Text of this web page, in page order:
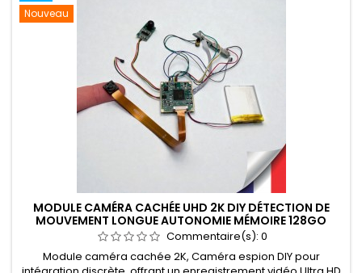
Nouveau
MODULE CAMÉRA CACHÉE UHD 2K DIY DÉTECTION DE
MOUVEMENT LONGUE AUTONOMIE MÉMOIRE 128GO
Commentaire(s): 0
Module caméra cachée 2K, Caméra espion DIY pour